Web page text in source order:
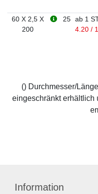
60 X 2,5 X
200
25 ab 1
4.20 / 1
() Durchmesser/
eingeschränkt erhältlich
Information